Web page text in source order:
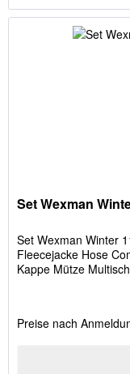
Set Wexman
Set Wexman Winter
Fleecejacke Hose
Kappe Mütze
Preise nach